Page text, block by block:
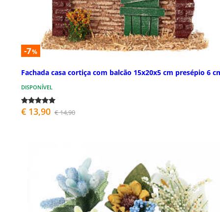
-7%
Fachada casa cortiça com balcão 15x20x5 cm presépio 6
DISPONÍVEL
€ 13,90 € 14,90